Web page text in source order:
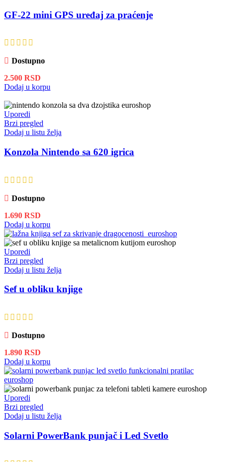
GF-22 mini GPS uređaj za praćenje
Dostupno
2.500 RSD
Dodaj u korpu
Uporedi
Brzi pregled
Dodaj u listu želja
Konzola Nintendo sa 620 igrica
Dostupno
1.690 RSD
Dodaj u korpu
Uporedi
Brzi pregled
Dodaj u listu želja
Sef u obliku knjige
Dostupno
1.890 RSD
Dodaj u korpu
Uporedi
Brzi pregled
Dodaj u listu želja
Solarni PowerBank punjač i Led Svetlo